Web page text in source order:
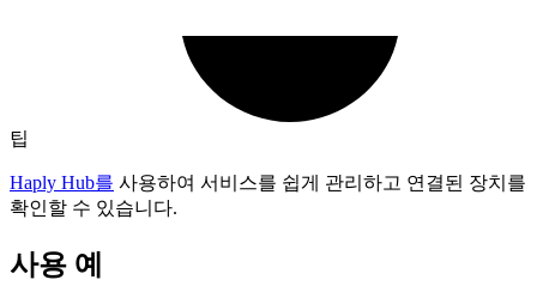
팁
Haply Hub를 사용하여 서비스를 쉽게 관리하고 연결된 장치를
확인할 수 있습니다.
사용 예